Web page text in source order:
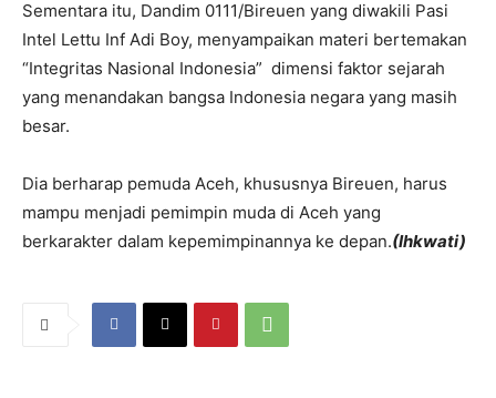
Sementara itu, Dandim 0111/Bireuen yang diwakili Pasi
Intel Lettu Inf Adi Boy, menyampaikan materi bertemakan
“Integritas Nasional Indonesia” dimensi faktor sejarah
yang menandakan bangsa Indonesia negara yang masih
besar.
Dia berharap pemuda Aceh, khususnya Bireuen, harus
mampu menjadi pemimpin muda di Aceh yang
berkarakter dalam kepemimpinannya ke depan.(Ihkwati)